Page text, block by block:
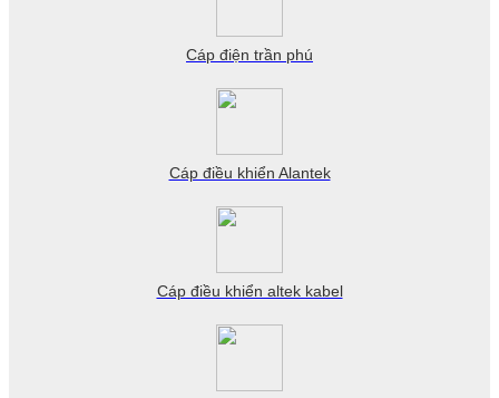
Cáp điện trần phú
Cáp điều khiển Alantek
Cáp điều khiển altek kabel